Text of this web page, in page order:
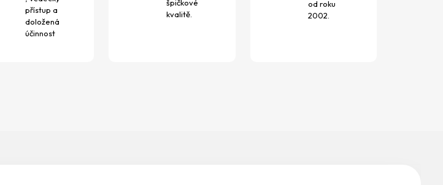
p
i
s
přístup a
doložená
účinnost
špičkové
kvalitě.
od roku
2002.